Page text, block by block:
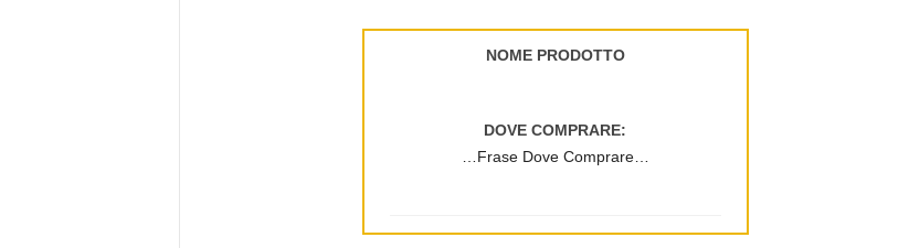
NOME PRODOTTO
DOVE COMPRARE:
…Frase Dove Comprare…